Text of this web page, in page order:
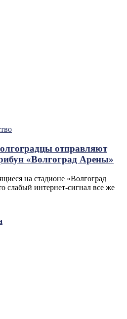
отправляют
«Волгоград Арены»
на стадионе «Волгоград
слабый интернет-сигнал все же